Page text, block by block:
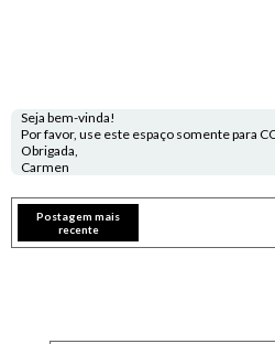
Seja bem-vinda!
Por favor, use este espaço somente para
Obrigada,
Carmen
Postagem mais
recente